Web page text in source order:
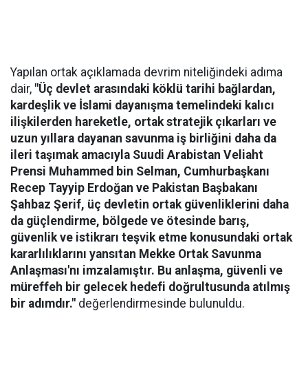
Yapılan ortak açıklamada devrim niteliğindeki adıma
dair, "Üç devlet arasındaki köklü tarihi bağlardan,
kardeşlik ve İslami dayanışma temelindeki kalıcı
ilişkilerden hareketle, ortak stratejik çıkarları ve
uzun yıllara dayanan savunma iş birliğini daha da
ileri taşımak amacıyla Suudi Arabistan Veliaht
Prensi Muhammed bin Selman, Cumhurbaşkanı
Recep Tayyip Erdoğan ve Pakistan Başbakanı
Şahbaz Şerif, üç devletin ortak güvenliklerini daha
da güçlendirme, bölgede ve ötesinde barış,
güvenlik ve istikrarı teşvik etme konusundaki ortak
kararlılıklarını yansıtan Mekke Ortak Savunma
Anlaşması'nı imzalamıştır. Bu anlaşma, güvenli ve
müreffeh bir gelecek hedefi doğrultusunda atılmış
bir adımdır." değerlendirmesinde bulunuldu.